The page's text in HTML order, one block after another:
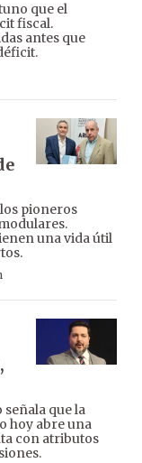
que el
fiscal.
antes que
pioneros
una vida útil
que la
hoy abre una
con atributos